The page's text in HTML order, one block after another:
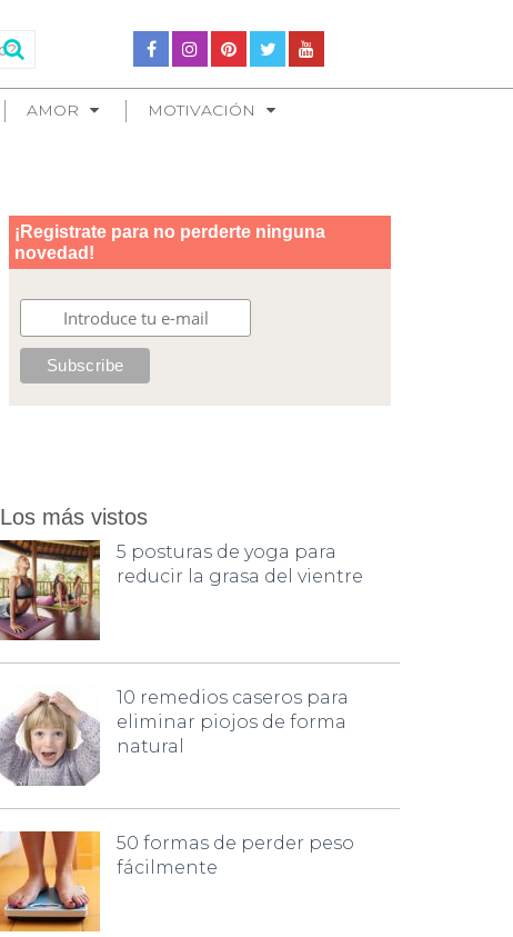
AMOR MOTIVACIÓN
Los más vistos
5 posturas de yoga para
reducir la grasa del vientre
10 remedios caseros para
eliminar piojos de forma
natural
50 formas de perder peso
fácilmente